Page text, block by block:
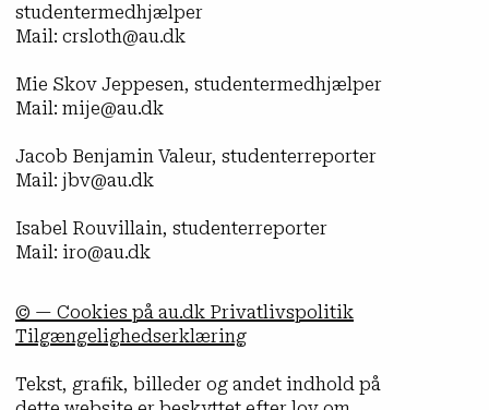
studentermedhjælper
Mail: crsloth@au.dk
Mie Skov Jeppesen, studentermedhjælper
Mail: mije@au.dk
Jacob Benjamin Valeur, studenterreporter
Mail: jbv@au.dk
Isabel Rouvillain, studenterreporter
Mail: iro@au.dk
© — Cookies på au.dk Privatlivspolitik
Tilgængelighedserklæring
Tekst, grafik, billeder og andet indhold på